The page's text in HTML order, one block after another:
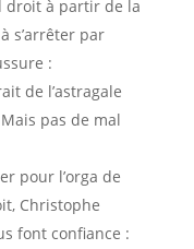
droit à partir de la
s’arrêter par
:
de l’astragale
pas de mal
pour l’orga de
Christophe
font confiance :